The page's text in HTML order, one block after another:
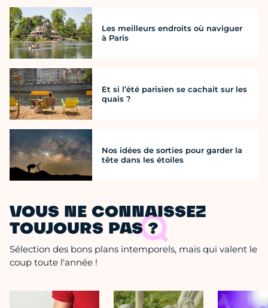
Les meilleurs endroits où naviguer
à Paris
Et si l’été parisien se cachait sur les
quais ?
Nos idées de sorties pour garder la
tête dans les étoiles
VOUS NE CONNAISSEZ
TOUJOURS PAS ?
Sélection des bons plans intemporels, mais qui valent le
coup toute l'année !